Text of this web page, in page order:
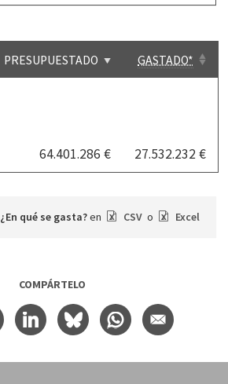
PRESUPUESTADO GASTADO*
64.401.286 € 27.532.232 €
¿En qué se gasta?en CSV o Excel
COMPÁRTELO